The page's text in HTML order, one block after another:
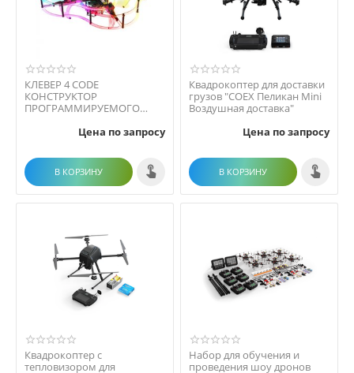
КЛЕВЕР 4 CODE
КОНСТРУКТОР
ПРОГРАММИРУЕМОГО
Цена по запросу
В КОРЗИНУ
Квадрокоптер для доставки
грузов "COEX Пеликан Mini
Воздушная доставка"
Цена по запросу
В КОРЗИНУ
Квадрокоптер с
тепловизором для
Набор для обучения и
проведения шоу дронов